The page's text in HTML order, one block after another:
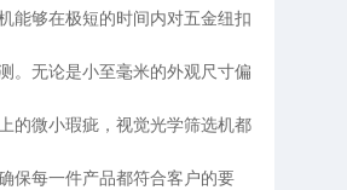
能够在极短的时间内对五金纽扣
。无论是小至毫米的外观尺寸偏
的微小瑕疵，视觉光学筛选机都
保每一件产品都符合客户的要